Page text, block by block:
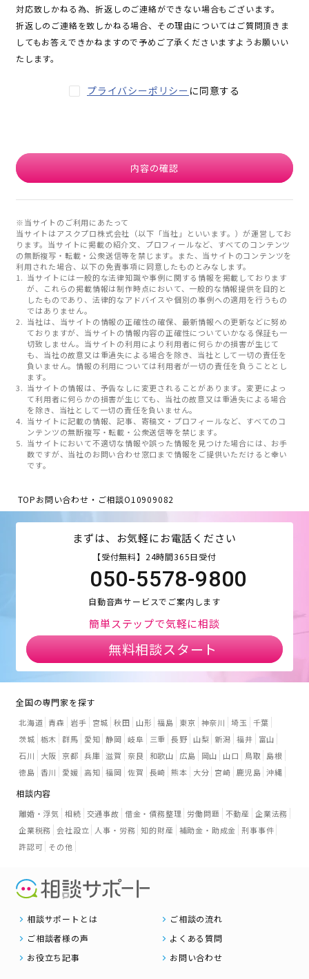
対応致しかねる為、折返しのご連絡ができない場合もございます。
折返しのご連絡を致しかねる場合、その理由についてはご質問頂きま
してもお答えできかねますので予めご了承くださいますようお願いい
たします。
プライバシーポリシー に同意する
内容の確認
※当サイトのご利用にあたって
当サイトはアスクプロ株式会社（以下「当社」といいます。）が運営してお
ります。当サイトに掲載の紹介文、プロフィールなど、すべてのコンテンツ
の無断複写・転載・公衆送信等を禁じます。また、当サイトのコンテンツを
利用された場合、以下の免責事項に同意したものとみなします。
当サイトには一般的な法律知識や事例に関する情報を掲載しております
が、これらの掲載情報は制作時点において、一般的な情報提供を目的と
したものであり、法律的なアドバイスや個別の事例への適用を行うもの
ではありません。
当社は、当サイトの情報の正確性の確保、最新情報への更新などに努め
ておりますが、当サイトの情報内容の正確性についていかなる保証も一
切致しません。当サイトの利用により利用者に何らかの損害が生じて
も、当社の故意又は重過失による場合を除き、当社として一切の責任を
負いません。情報の利用については利用者が一切の責任を負うこととし
ます。
当サイトの情報は、予告なしに変更されることがあります。変更によっ
て利用者に何らかの損害が生じても、当社の故意又は重過失による場合
を除き、当社として一切の責任を負いません。
当サイトに記載の情報、記事、寄稿文・プロフィールなど、すべてのコ
ンテンツの無断複写・転載・公衆送信等を禁じます。
当サイトにおいて不適切な情報や誤った情報を見つけた場合には、お手
数ですが、当社のお問い合わせ窓口まで情報をご提供いただけると幸い
です。
TOPお問い合わせ・ご相談O10909082
まずは、お気軽にお電話ください
【受付無料】24時間365日受付
050-5578-9800
自動音声サービスでご案内します
簡単ステップで気軽に相談
無料相談スタート
全国の専門家を探す
北海道 青森 岩手 宮城 秋田 山形 福島 東京 神奈川 埼玉
千葉
茨城 栃木 群馬 愛知 静岡 岐阜 三重 長野 山梨 新潟 福井
富山
石川
大阪 京都 兵庫 滋賀 奈良 和歌山 広島 岡山 山口 鳥取
島根
徳島 香川 愛媛 高知 福岡 佐賀 長崎 熊本 大分 宮崎 鹿児島 沖縄
相談内容
離婚・浮気 相続 交通事故 借金・債務整理 労働問題 不動産 企業法務
企業税務 会社設立 人事・労務 知的財産 補助金・助成金 刑事事件
許認可 その他
相談サポートとは
ご相談の流れ
ご相談者様の声
よくある質問
お役立ち記事
お問い合わせ